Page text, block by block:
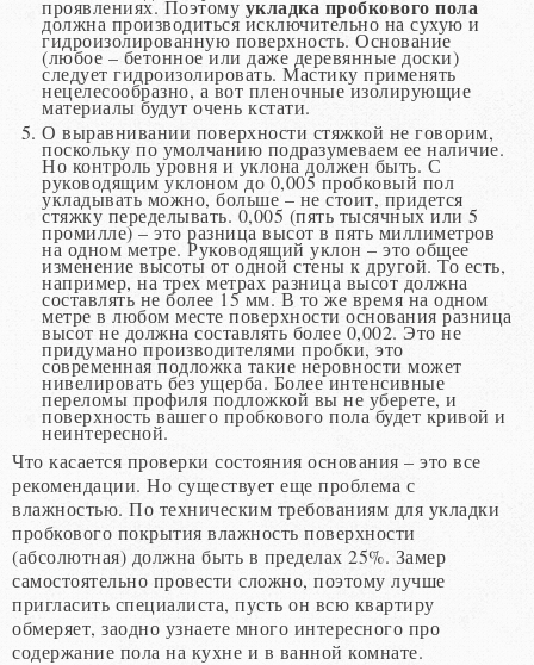
проявлениях. Поэтому укладка пробкового пола
должна производиться исключительно на сухую и
гидроизолированную поверхность. Основание
(любое – бетонное или даже деревянные доски)
следует гидроизолировать. Мастику применять
нецелесообразно, а вот пленочные изолирующие
материалы будут очень кстати.
О выравнивании поверхности стяжкой не говорим,
поскольку по умолчанию подразумеваем ее наличие.
Но контроль уровня и уклона должен быть. С
руководящим уклоном до 0,005 пробковый пол
укладывать можно, больше – не стоит, придется
стяжку переделывать. 0,005 (пять тысячных или 5
промилле) – это разница высот в пять миллиметров
на одном метре. Руководящий уклон – это общее
изменение высоты от одной стены к другой. То есть,
например, на трех метрах разница высот должна
составлять не более 15 мм. В то же время на одном
метре в любом месте поверхности основания разница
высот не должна составлять более 0,002. Это не
придумано производителями пробки, это
современная подложка такие неровности может
нивелировать без ущерба. Более интенсивные
переломы профиля подложкой вы не уберете, и
поверхность вашего пробкового пола будет кривой и
неинтересной.
Что касается проверки состояния основания – это все
рекомендации. Но существует еще проблема с
влажностью. По техническим требованиям для укладки
пробкового покрытия влажность поверхности
(абсолютная) должна быть в пределах 25%. Замер
самостоятельно провести сложно, поэтому лучше
пригласить специалиста, пусть он всю квартиру
обмеряет, заодно узнаете много интересного про
содержание пола на кухне и в ванной комнате.